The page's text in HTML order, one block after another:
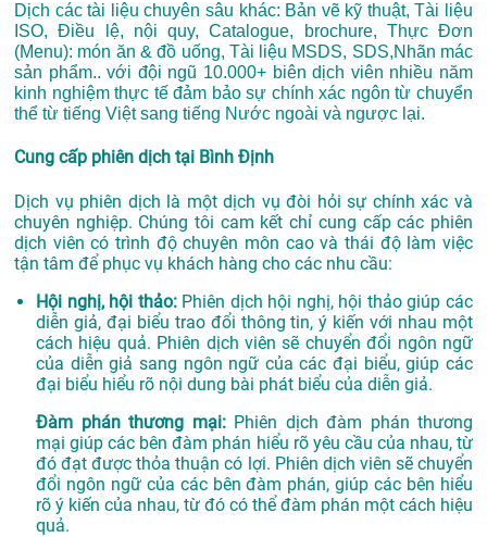
Dịch các tài liệu chuyên sâu khác: Bản vẽ kỹ thuật, Tài liệu
ISO, Điều lệ, nội quy, Catalogue, brochure, Thực Đơn
(Menu): món ăn & đồ uống, Tài liệu MSDS, SDS,Nhãn mác
sản phẩm.. với đội ngũ 10.000+ biên dịch viên nhiều năm
kinh nghiệm thực tế đảm bảo sự chính xác ngôn từ chuyển
thể từ tiếng Việt sang tiếng Nước ngoài và ngược lại.
Cung cấp phiên dịch tại Bình Định
Dịch vụ phiên dịch là một dịch vụ đòi hỏi sự chính xác và
chuyên nghiệp. Chúng tôi cam kết chỉ cung cấp các phiên
dịch viên có trình độ chuyên môn cao và thái độ làm việc
tận tâm để phục vụ khách hàng cho các nhu cầu:
Hội nghị, hội thảo:Phiên dịch hội nghị, hội thảo giúp các
diễn giả, đại biểu trao đổi thông tin, ý kiến với nhau một
cách hiệu quả. Phiên dịch viên sẽ chuyển đổi ngôn ngữ
của diễn giả sang ngôn ngữ của các đại biểu, giúp các
đại biểu hiểu rõ nội dung bài phát biểu của diễn giả.
Đàm phán thương mại:Phiên dịch đàm phán thương
mại giúp các bên đàm phán hiểu rõ yêu cầu của nhau, từ
đó đạt được thỏa thuận có lợi. Phiên dịch viên sẽ chuyển
đổi ngôn ngữ của các bên đàm phán, giúp các bên hiểu
rõ ý kiến của nhau, từ đó có thể đàm phán một cách hiệu
quả.